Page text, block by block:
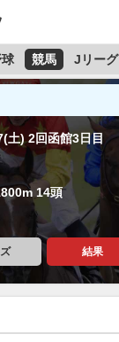
競馬 Jリーグ
土) 2回函館3日目
14頭
結果